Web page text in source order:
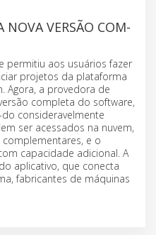
NOVA VERSÃO COM-
permitiu aos usuários fazer
projetos da plataforma
Agora, a provedora de
completa do software,
consideravelmente
ser acessados na nuvem,
e o
capacidade adicional. A
aplicativo, que conecta
fabricantes de máquinas